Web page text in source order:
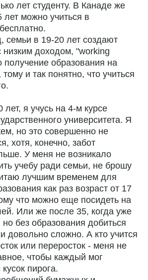
лет студенту. В Канаде же
можно учиться в
семьи в 19-20 лет создают
низким доходом, "working
получение образования на
и так понятно, что учиться
лет, я учусь на 4-м курсе
университета. Я
но это совершенно не
хотя, конечно, забот
У меня не возникало
учебу ради семьи, не брошу
лучшим временем для
как раз возраст от 17
что можно еще посидеть на
Или же после 35, когда уже
но без образования добиться
довольно сложно. А кто учится
или переросток - меня не
чтобы каждый мог
пирога.